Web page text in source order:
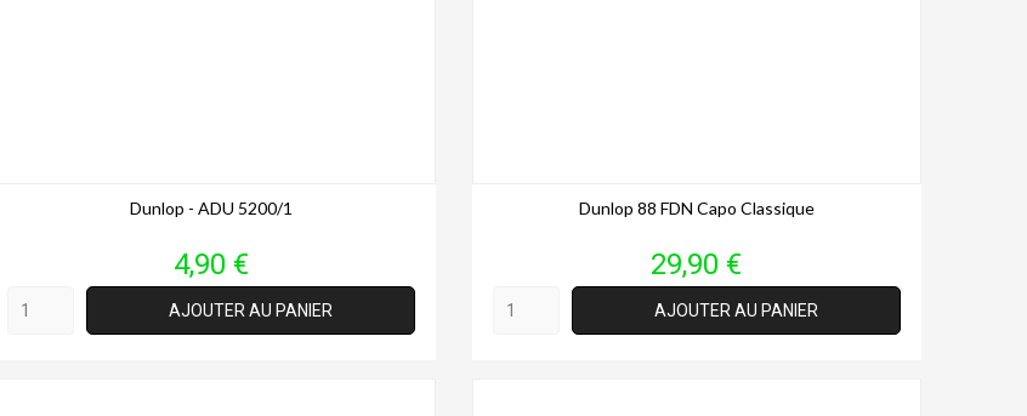
Dunlop - ADU 5200/1
Prix
4,90 €
AJOUTER AU PANIER
Dunlop 88 FDN Capo Classique
Prix
29,90 €
AJOUTER AU PANIER